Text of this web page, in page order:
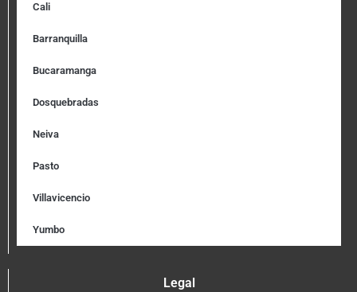
Cali
Barranquilla
Bucaramanga
Dosquebradas
Neiva
Pasto
Villavicencio
Yumbo
Legal